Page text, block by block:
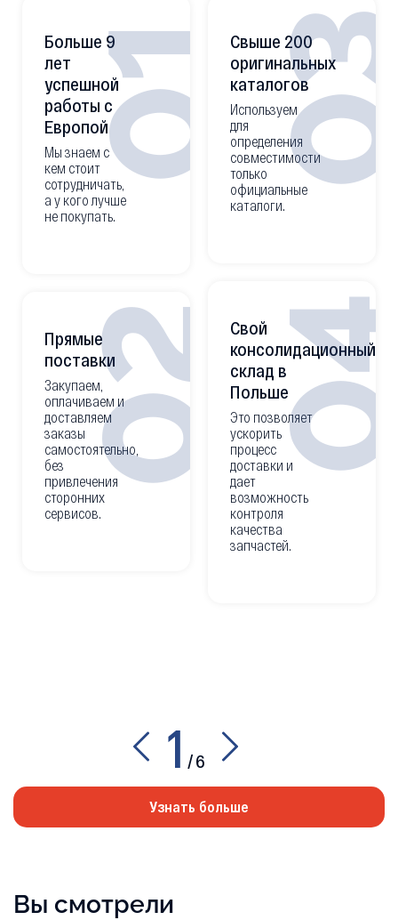
01
Больше 9
лет
успешной
работы с
Европой
Мы знаем с
кем стоит
сотрудничать,
а у кого лучше
не покупать.
02
Прямые
поставки
Закупаем,
оплачиваем и
доставляем
заказы
самостоятельно,
без
привлечения
сторонних
сервисов.
Свыше 200
оригинальных
каталогов
Используем
для
определения
совместимости
только
официальные
каталоги.
Свой
консолидационный
склад в
Польше
Это позволяет
ускорить
процесс
доставки и
дает
возможность
контроля
качества
запчастей.
1 /6
Узнать больше
Вы смотрели